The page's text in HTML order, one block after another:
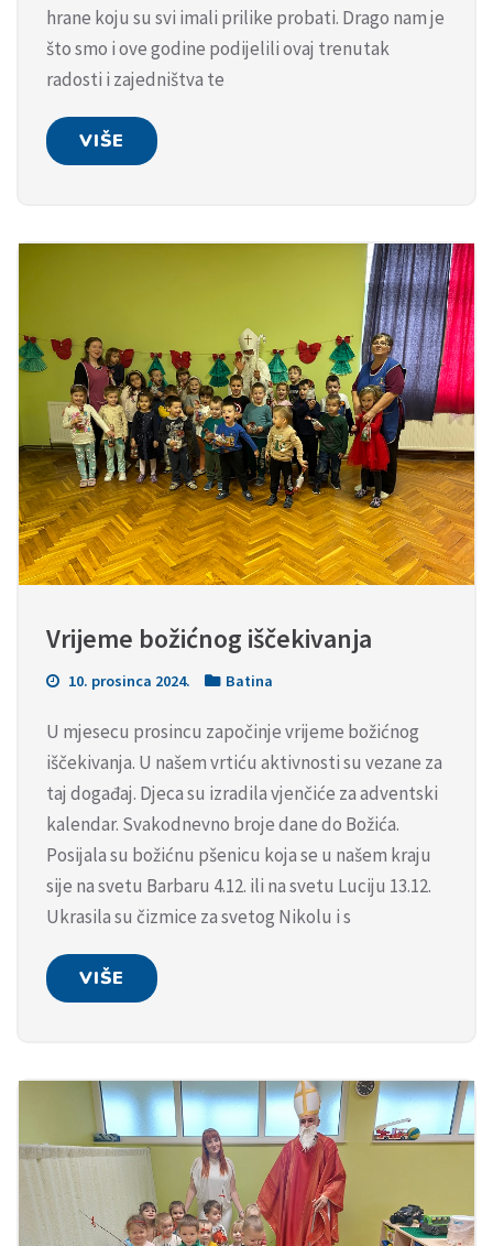
hrane koju su svi imali prilike probati. Drago nam je
što smo i ove godine podijelili ovaj trenutak
radosti i zajedništva te
VIŠE
Vrijeme božićnog iščekivanja
10. prosinca 2024. Batina
U mjesecu prosincu započinje vrijeme božićnog
iščekivanja. U našem vrtiću aktivnosti su vezane za
taj događaj. Djeca su izradila vjenčiće za adventski
kalendar. Svakodnevno broje dane do Božića.
Posijala su božićnu pšenicu koja se u našem kraju
sije na svetu Barbaru 4.12. ili na svetu Luciju 13.12.
Ukrasila su čizmice za svetog Nikolu i s
VIŠE